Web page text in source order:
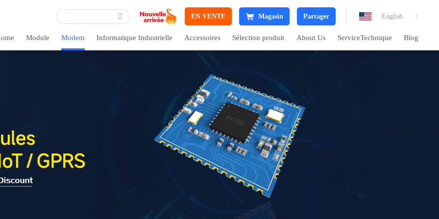
EN VENTE Magasin Partager English 
Module Modem Informatique Industrielle Accessoires Sélection produit About Us ServiceTechnique Blog